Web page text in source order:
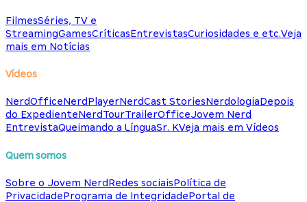
FilmesSéries, TV e
StreamingGamesCríticasEntrevistasCuriosidades e etc.Veja
mais em Notícias
Vídeos
NerdOfficeNerdPlayerNerdCast StoriesNerdologiaDepois
do ExpedienteNerdTourTrailerOfficeJovem Nerd
EntrevistaQueimando a LínguaSr. KVeja mais em Vídeos
Quem somos
Sobre o Jovem NerdRedes sociaisPolítica de
PrivacidadePrograma de IntegridadePortal de